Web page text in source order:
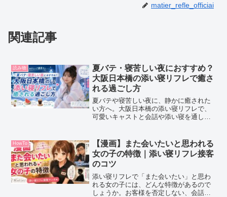
matier_refle_officiai
関連記事
読み物
夏バテ・寝苦しい夜におすすめ？
大阪日本橋の添い寝リフレで癒さ
れる過ごし方
夏バテや寝苦しい夜に、静かに癒された
い方へ。大阪日本橋の添い寝リフレで、
可愛いキャストと会話や添い寝を通して
しい夏の癒し時間を解説します。
HowTo
【漫画】また会いたいと思われる
女の子の特徴｜添い寝リフレ接客
のコツ
添い寝リフレで「また会いたい」と思わ
れる女の子には、どんな特徴があるので
しょうか。お客様を否定しない、会話を